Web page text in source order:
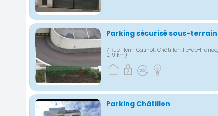
Parking sécurisé sous-
7 Rue Henri Gatinot, Châtillon, Île-de-
0.19 km)
Parking Châtillon